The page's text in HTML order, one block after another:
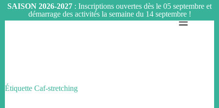
SAISON 2026-2027 : Inscriptions ouvertes dès le 05 septembre et
démarrage des activités la semaine du 14 septembre !
Étiquette Caf-stretching